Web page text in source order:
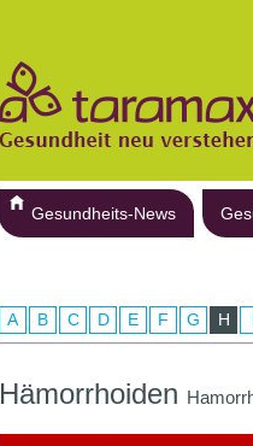
Gesundheits-News
A B C D E F G H
Hämorrhoiden